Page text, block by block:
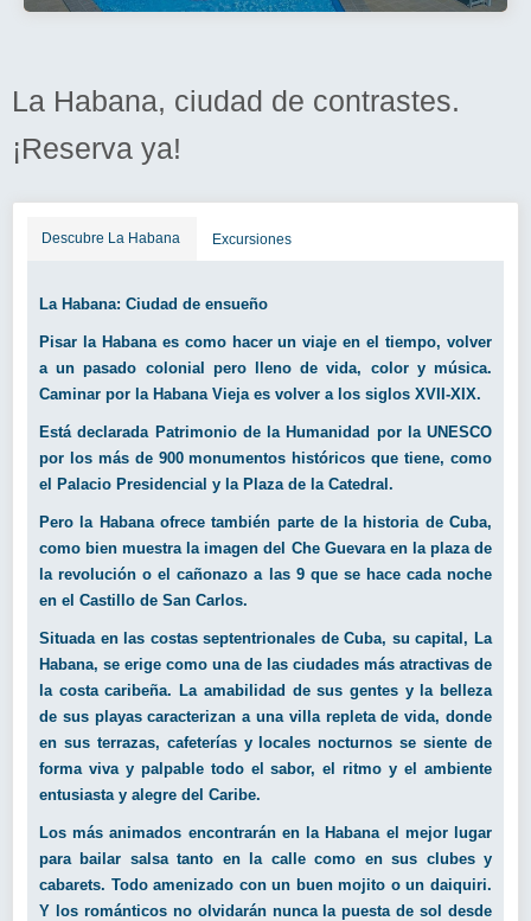
La Habana, ciudad de contrastes.
¡Reserva ya!
Descubre La Habana Excursiones
La Habana: Ciudad de ensueño
Pisar la Habana es como hacer un viaje en el tiempo, volver
a un pasado colonial pero lleno de vida, color y música.
Caminar por la Habana Vieja es volver a los siglos XVII­-XIX.
Está declarada Patrimonio de la Humanidad por la UNESCO
por los más de 900 monumentos históricos que tiene, como
el Palacio Presidencial y la Plaza de la Catedral.
Pero la Habana ofrece también parte de la historia de Cuba,
como bien muestra la imagen del Che Guevara en la plaza de
la revolución o el cañonazo a las 9 que se hace cada noche
en el Castillo de San Carlos.
Situada en las costas septentrionales de Cuba, su capital, La
Habana, se erige como una de las ciudades más atractivas de
la costa caribeña. La amabilidad de sus gentes y la belleza
de sus playas caracterizan a una villa repleta de vida, donde
en sus terrazas, cafeterías y locales nocturnos se siente de
forma viva y palpable todo el sabor, el ritmo y el ambiente
entusiasta y alegre del Caribe.
Los más animados encontrarán en la Habana el mejor lugar
para bailar salsa tanto en la calle como en sus clubes y
cabarets. Todo amenizado con un buen mojito o un daiquiri.
Y los románticos no olvidarán nunca la puesta de sol desde